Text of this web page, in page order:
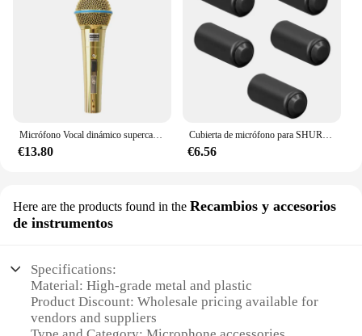
Micrófono Vocal dinámico supercardioide Beta58a, Beta 58a, Beta58, con cable, para Karaoke, mejor precio
€13.80
Cubierta de micrófono para SHURE, cubierta de repuesto para micrófono inalámbrico, 5 piezas, PGX2/SLX2/PG58/SM58/BETA58
€6.56
Here are the products found in the Recambios y accesorios
de instrumentos
Specifications:
Material: High-grade metal and plastic
Product Discount: Wholesale pricing available for
vendors and suppliers